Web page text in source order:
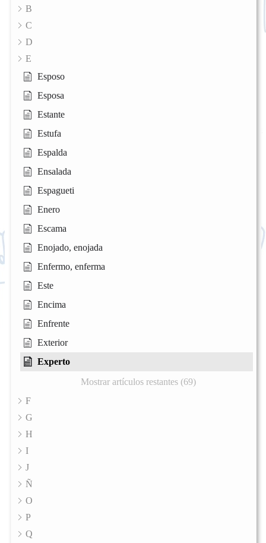
B
C
D
E
Esposo
Esposa
Estante
Estufa
Espalda
Ensalada
Espagueti
Enero
Escama
Enojado, enojada
Enfermo, enferma
Este
Encima
Enfrente
Exterior
Experto
Mostrar artículos restantes (69)
F
G
H
I
J
Ñ
O
P
Q